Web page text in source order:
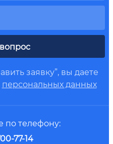
Задать вопрос
заявку”, вы даете
персональных данных
по телефону:
77-14